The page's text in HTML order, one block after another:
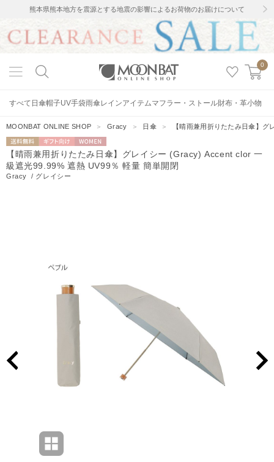
熊本県熊本地方を震源とする地震の影響によるお荷物のお届けについて
0
すべて 日傘帽子UV手袋雨傘レインアイテムマフラー・ストール財布・革小物
MOONBAT ONLINE SHOP ＞Gracy ＞ 日傘 ＞ 【晴雨兼用折りたたみ日傘】
送料無料 ギフト向
け
WOMEN
【晴雨兼用折りたたみ日傘】グレイシー (Gracy) Accent clor 一
級遮光99.99% 遮熱 UV99％ 軽量 簡単開閉
Gracy / グレイシー